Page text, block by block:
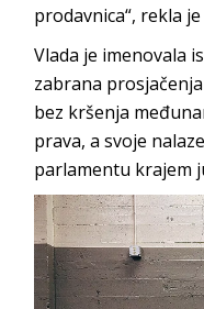
prodavnica“, rekla
Vlada je imenovala
zabrana
bez kršenja
prava, a svoje
parlamentu krajem